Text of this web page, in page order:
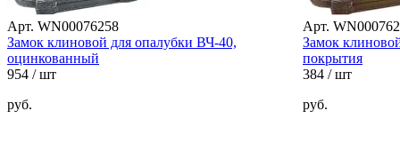
Арт. WN00076258
Замок клиновой для опалубки ВЧ-40,
оцинкованный
954 / шт
руб.
Арт.
Замок
покрытия
384 / шт
руб.